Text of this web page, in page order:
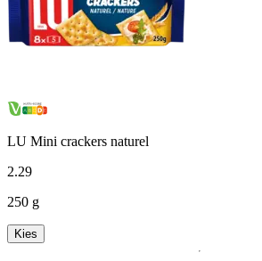
LU Mini crackers naturel
2.29
250 g
Kies